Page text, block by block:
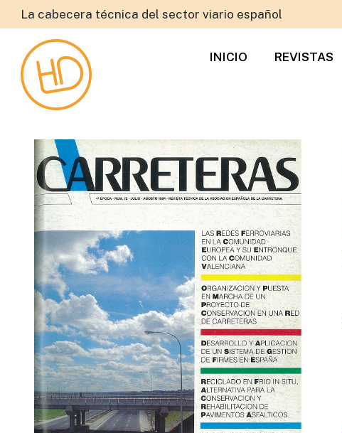
La cabecera técnica del sector viario español
INICIO REVISTAS